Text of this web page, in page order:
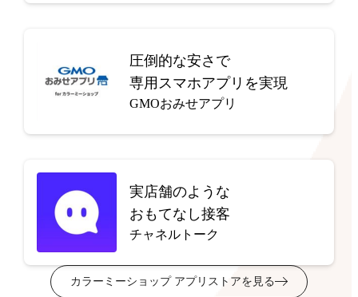
圧倒的な安さで
専用スマホアプリを実現
GMOおみせアプリ
実店舗のような
おもてなし接客
チャネルトーク
カラーミーショップ アプリストアを見る